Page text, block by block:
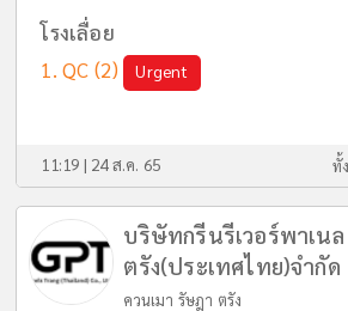
โรงเลื่อย
QC (2) Urgent
11:19 | 24 ส.ค. 65 ทั้
บริษัทกรีนรีเวอร์พาเนล
ตรัง(ประเทศไทย)จำกัด
ควนเมา รัษฎา ตรัง